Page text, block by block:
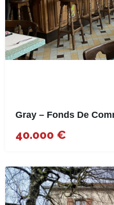
Gray – Fonds De
40.000 €